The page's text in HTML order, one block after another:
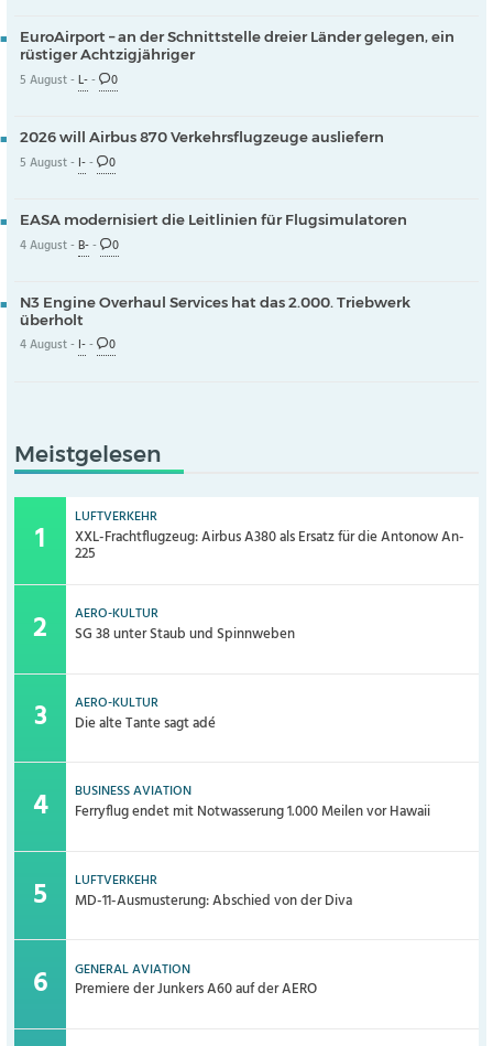
EuroAirport – an der Schnittstelle dreier Länder gelegen, ein
rüstiger Achtzigjähriger
5 August -L-- 0
2026 will Airbus 870 Verkehrsflugzeuge ausliefern
5 August - I-- 0
EASA modernisiert die Leitlinien für Flugsimulatoren
4 August -B-- 0
N3 Engine Overhaul Services hat das 2.000. Triebwerk
überholt
4 August - I-- 0
Meistgelesen
LUFTVERKEHR
XXL-Frachtflugzeug: Airbus A380 als Ersatz für die Antonow An-
225
AERO-KULTUR
SG 38 unter Staub und Spinnweben
AERO-KULTUR
Die alte Tante sagt adé
BUSINESS AVIATION
Ferryflug endet mit Notwasserung 1.000 Meilen vor Hawaii
LUFTVERKEHR
MD-11-Ausmusterung: Abschied von der Diva
GENERAL AVIATION
Premiere der Junkers A60 auf der AERO